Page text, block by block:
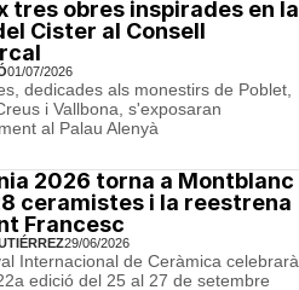
tres obres inspirades en la
Cister al Consell
01/07/2026
dedicades als monestirs de Poblet,
i Vallbona, s'exposaran
al Palau Alenyà
2026 torna a Montblanc
ceramistes i la reestrena
Francesc
29/06/2026
Internacional de Ceràmica celebrarà
edició del 25 al 27 de setembre